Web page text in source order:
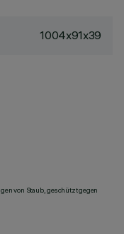
1004x91x39
von Staub, geschützt gegen